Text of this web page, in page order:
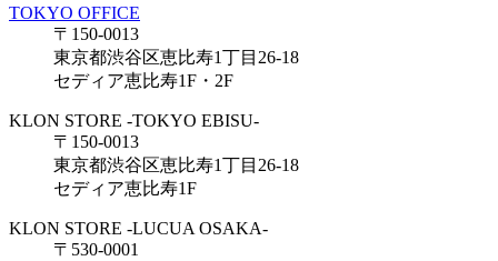
TOKYO OFFICE
〒150-0013
東京都渋谷区恵比寿1丁目26-18
セディア恵比寿1F・2F
KLON STORE -TOKYO EBISU-
〒150-0013
東京都渋谷区恵比寿1丁目26-18
セディア恵比寿1F
KLON STORE -LUCUA OSAKA-
〒530-0001